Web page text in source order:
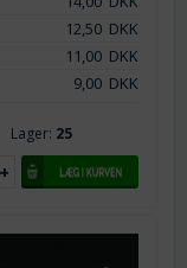
12,50DKK
11,00DKK
9,00DKK
Lager: 25